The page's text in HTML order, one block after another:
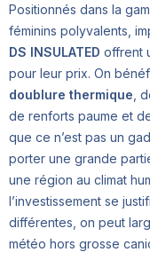
Positionnés dans la
féminins polyvalents,
DS INSULATED offrent
pour leur prix. On
doublure thermique ,
de renforts paume et
que ce n’est pas un
porter une grande
une région au climat
l’investissement se
différentes, on peut
météo hors grosse